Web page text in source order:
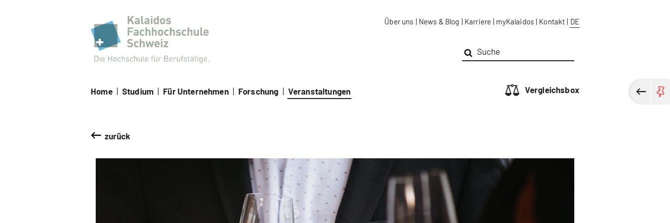
Über uns | News & Blog | Karriere | myKalaidos | Kontakt | DE
Home | Studium | Für Unternehmen | Forschung | Veranstaltungen Vergleichsbox
zurück